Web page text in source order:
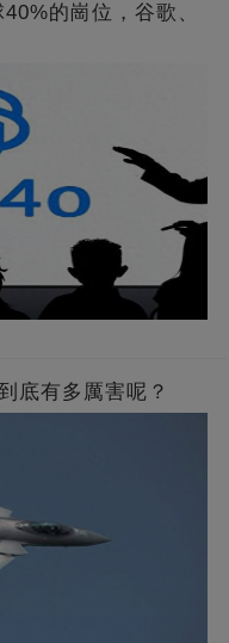
的崗位，谷歌、
底有多厲害呢？